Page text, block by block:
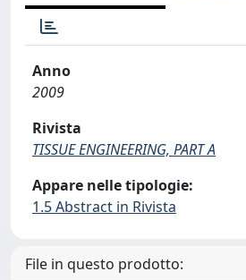
Anno
2009
Rivista
TISSUE ENGINEERING, PART A
Appare nelle tipologie:
1.5 Abstract in Rivista
File in questo prodotto: